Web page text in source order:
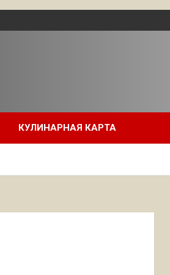
КУЛИНАРНАЯ КАРТА